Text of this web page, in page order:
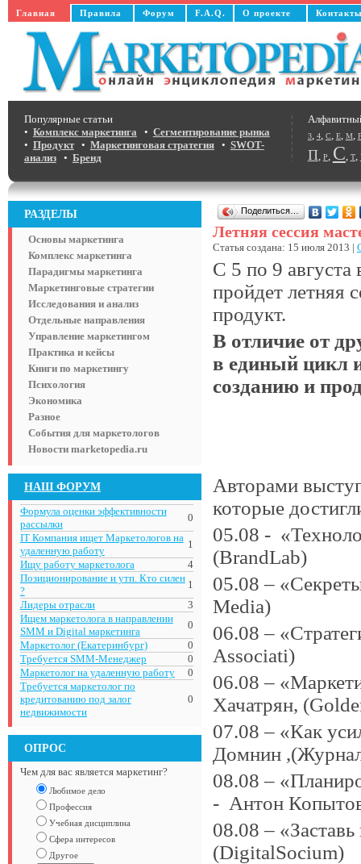
Главная Правила Форум F.A.Q. О проекте
3, 4, C, E, M,
П, Р, С, Т,
Популярные статьи
• Комплекс маркетинга • Сегментирование рынка
• Продукт• Маркетинговая стратегия• SWOT-
анализ• Бренд
РАЗДЕЛЫ
Основы маркетинга
Комплекс маркетинга
Парадигмы маркетинга
Маркетинговые стратегии
Исследования и анализ
Отдельные направления
Управление маркетингом
Практика и кейсы
Книги по маркетингу
Психология
Экономика
Разное
События для маркетологов
Новости marketopedia.ru
НАШ ФОРУМ
Формула оценки эффективности
рассылки
0
IT Компания ищет Маркетологов на
удаленную работу
1
Ищу работу маркетолога
4
Позиционирование и утп. Кто силен
?
1
Лидеры отрасли
3
Ищем маркетолога в направлении
SMM и Digital маркетинга
0
Маркетолог (Екатеринбург)
0
Требуется SMM-Менеджер
0
Маркетолог на удаленную работу
0
Требуется маркетолог по
кредитованию под залог
недвижимости
0
ОПРОС
Чем для вас является маркетинг?
Любимое дело
Профессия
Учебная дисциплина
Сфера интересов
Другое
Поделиться…
Летняя сессия
Статья создана: 15 июля 2013 |
С 5 по 9
пройдет летняя
продукт.
В отличие от
в единый цикл
созданию и
Авторами
которые
05.08 -
(BrandLab)
05.08 –
Media)
06.08 –
Associati)
06.08 –
Хачатрян,
07.08 – «Как
Домнин
08.08 –
- Антон
08.08 –
(DigitalSocium)